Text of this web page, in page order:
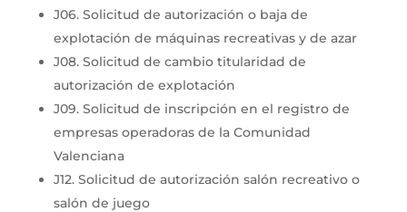
J06. Solicitud de autorización o baja de
explotación de máquinas recreativas y de azar
J08. Solicitud de cambio titularidad de
autorización de explotación
J09. Solicitud de inscripción en el registro de
empresas operadoras de la Comunidad
Valenciana
J12. Solicitud de autorización salón recreativo o
salón de juego